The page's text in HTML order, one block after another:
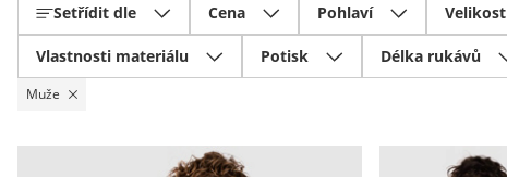
Setřídit dle Cena Pohlaví Velikost
Vlastnosti materiálu Potisk Délka rukávů
Muže